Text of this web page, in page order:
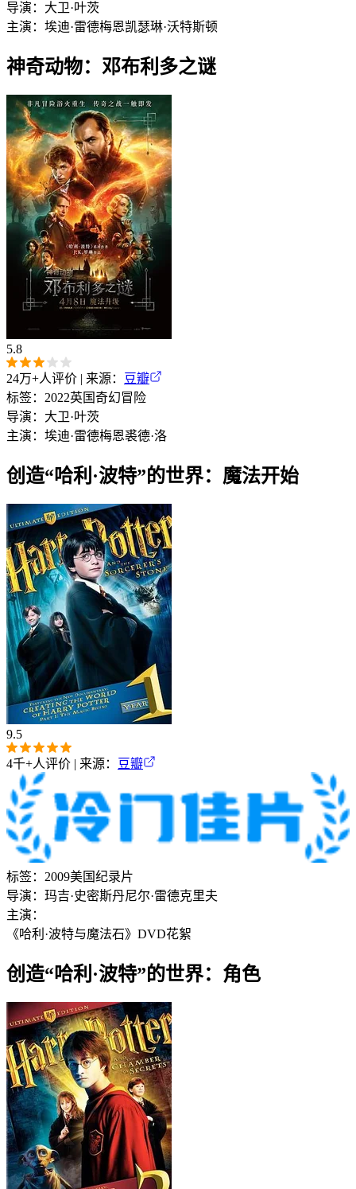
导演： 大卫·叶茨
主演： 埃迪·雷德梅恩凯瑟琳·沃特斯顿
神奇动物：邓布利多之谜
5.8
24万+人评价 | 来源：
豆瓣
标签： 2022英国奇幻冒险
导演： 大卫·叶茨
主演： 埃迪·雷德梅恩裘德·洛
创造“哈利·波特”的世界：魔法开始
9.5
4千+人评价 | 来源： 豆瓣
标签： 2009美国纪录片
导演： 玛吉·史密斯丹尼尔·雷德克里夫
主演：
《哈利·波特与魔法石》DVD花絮
创造“哈利·波特”的世界：角色